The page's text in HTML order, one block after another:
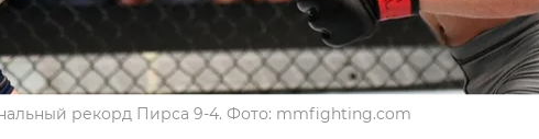
рекорд Пирса 9-4. Фото: mmfighting.com